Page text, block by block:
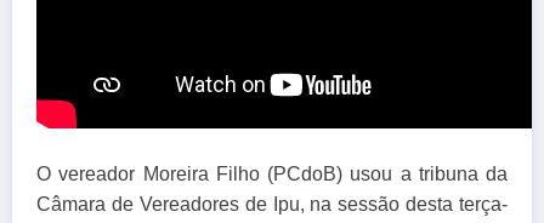
O vereador Moreira Filho (PCdoB) usou a tribuna da
Câmara de Vereadores de Ipu, na sessão desta terça-